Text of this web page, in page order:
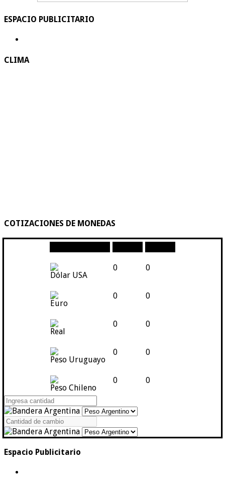
ESPACIO PUBLICITARIO
CLIMA
COTIZACIONES DE MONEDAS
Dólar USA
0 0
Euro
0 0
Real
0 0
Peso Uruguayo
0 0
Peso Chileno
0 0
Espacio Publicitario